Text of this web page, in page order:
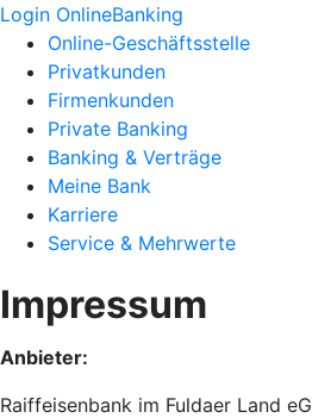
Login OnlineBanking
Online-Geschäftsstelle
Privatkunden
Firmenkunden
Private Banking
Banking & Verträge
Meine Bank
Karriere
Service & Mehrwerte
Impressum
Anbieter:
Raiffeisenbank im Fuldaer Land eG